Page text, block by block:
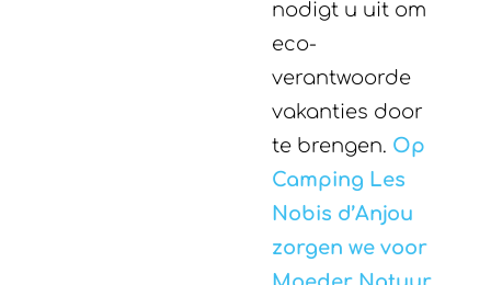
nodigt u uit om
eco-
verantwoorde
vakanties door
te brengen. Op
Camping Les
Nobis d’Anjou
zorgen we voor